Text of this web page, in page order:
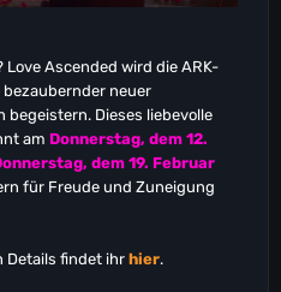
Ascended wird die ARK-
bezaubernder neuer
Dieses liebevolle
am Donnerstag, dem 12.
dem 19. Februar
für Freude und Zuneigung
Details findet ihr hier.